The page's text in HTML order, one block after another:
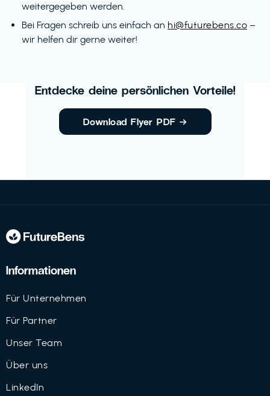
weitergegeben werden.
Bei Fragen schreib uns einfach an hi@futurebens.co –
wir helfen dir gerne weiter!
Entdecke deine persönlichen Vorteile!
Download Flyer PDF →
Informationen
Für Unternehmen
Für Partner
Unser Team
Über uns
LinkedIn